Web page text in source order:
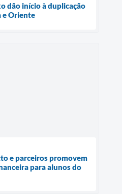
dão início à duplicação
e Oriente
e parceiros promovem
para alunos do